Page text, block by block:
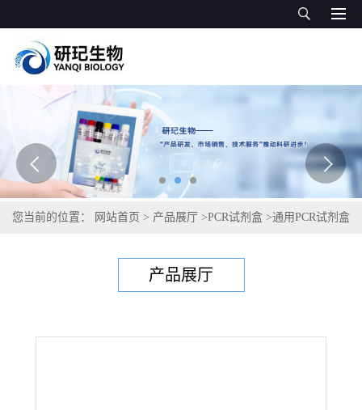
您当前的位置： 网站首页 > 产品展厅 >PCR试剂盒 >通用PCR试剂盒
产品展厅